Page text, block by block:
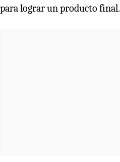
para lograr un producto final.